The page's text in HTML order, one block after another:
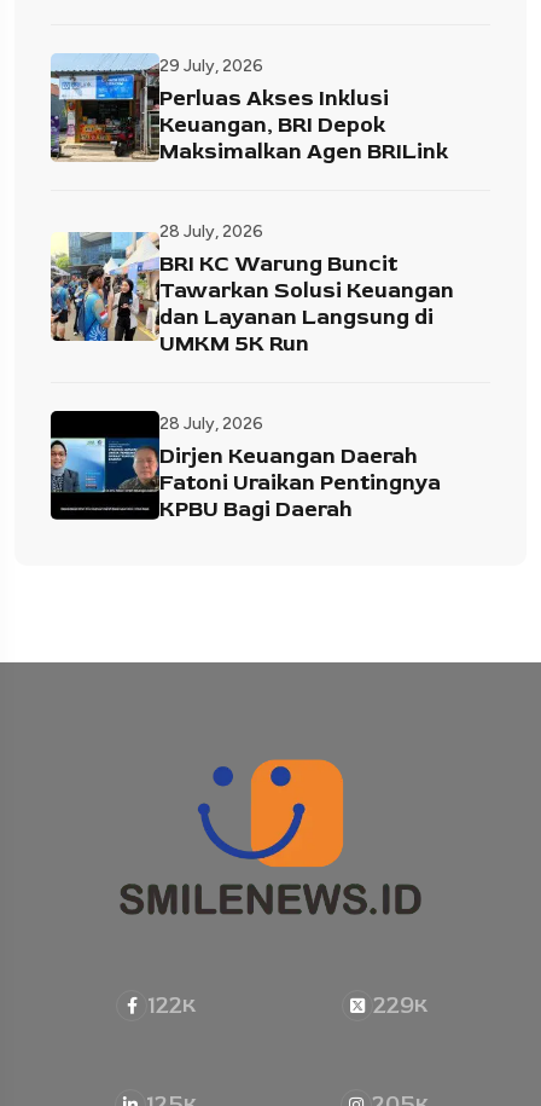
29 July, 2026
Perluas Akses Inklusi
Keuangan, BRI Depok
Maksimalkan Agen BRILink
28 July, 2026
BRI KC Warung Buncit
Tawarkan Solusi Keuangan
dan Layanan Langsung di
UMKM 5K Run
28 July, 2026
Dirjen Keuangan Daerah
Fatoni Uraikan Pentingnya
KPBU Bagi Daerah
122K 229K